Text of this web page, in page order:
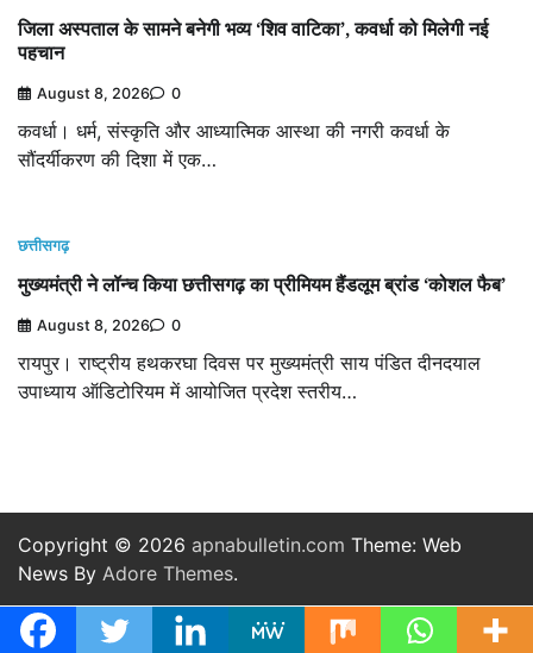
जिला अस्पताल के सामने बनेगी भव्य ‘शिव वाटिका’, कवर्धा को मिलेगी नई
पहचान
August 8, 2026 0
कवर्धा। धर्म, संस्कृति और आध्यात्मिक आस्था की नगरी कवर्धा के
सौंदर्यीकरण की दिशा में एक…
छत्तीसगढ़
मुख्यमंत्री ने लॉन्च किया छत्तीसगढ़ का प्रीमियम हैंडलूम ब्रांड ‘कोशल फैब’
August 8, 2026 0
रायपुर। राष्ट्रीय हथकरघा दिवस पर मुख्यमंत्री साय पंडित दीनदयाल
उपाध्याय ऑडिटोरियम में आयोजित प्रदेश स्तरीय…
Copyright © 2026 apnabulletin.com Theme: Web
News By Adore Themes.